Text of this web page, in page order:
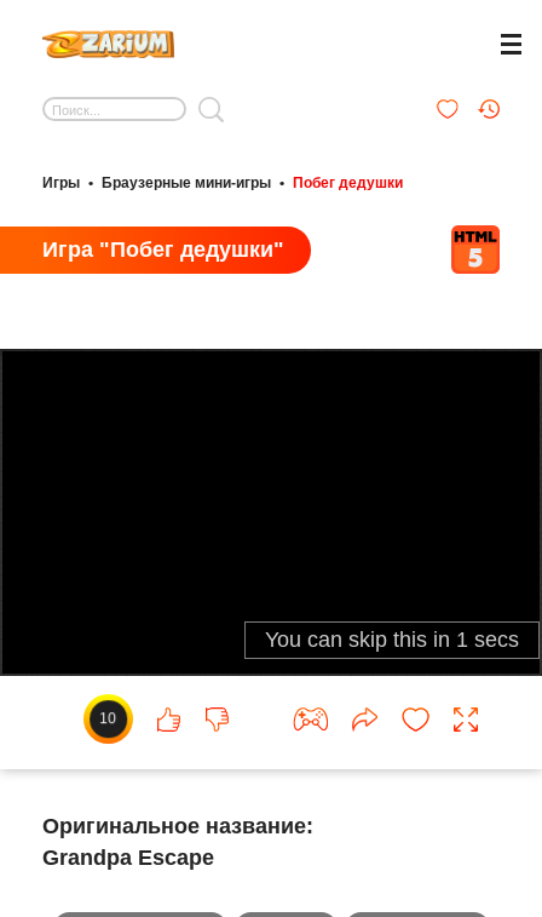
Игры • Браузерные мини-игры • Побег дедушки
Игра "Побег дедушки"
10
Оригинальное название:
Grandpa Escape